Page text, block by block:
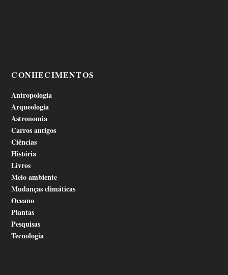
CONHECIMENTOS
Antropologia
Arqueologia
Astronomia
Carros antigos
Ciências
História
Livros
Meio ambiente
Mudanças climáticas
Oceano
Plantas
Pesquisas
Tecnologia